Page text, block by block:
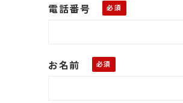
電話番号
お名前